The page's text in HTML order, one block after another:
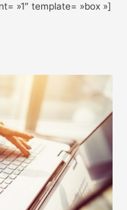
»1″ template= »box »]